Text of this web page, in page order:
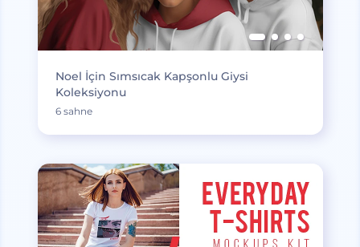
Noel İçin Sımsıcak Kapşonlu Giysi
Koleksiyonu
6 sahne